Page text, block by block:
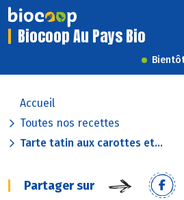
Biocoop Au Pays Bio
Accueil
Toutes nos recettes
Tarte tatin aux carottes et...
Partager sur